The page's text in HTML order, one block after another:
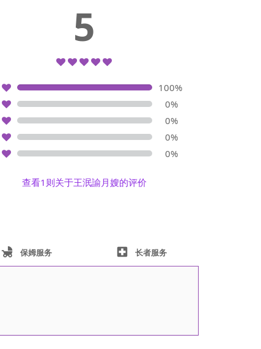
5
100%
0%
0%
0%
0%
查看1则关于王泯諭月嫂的评价
child_friendly 保姆服务 local_hospital 长者服务